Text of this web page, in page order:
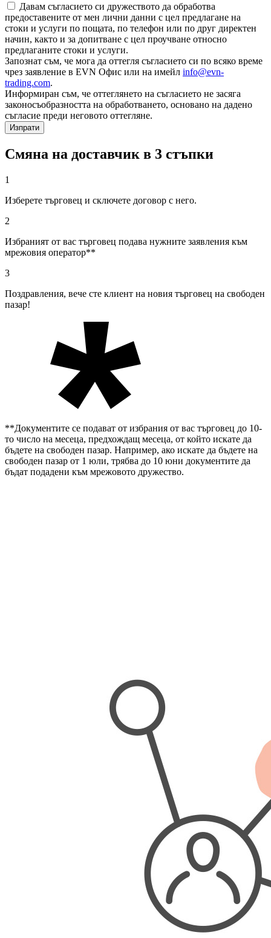
Давам съгласието си дружеството да обработва
предоставените от мен лични данни с цел предлагане на
стоки и услуги по пощата, по телефон или по друг директен
начин, както и за допитване с цел проучване относно
предлаганите стоки и услуги.
Запознат съм, че мога да оттегля съгласието си по всяко време
чрез заявление в EVN Офис или на имейл info@evn-
trading.com.
Информиран съм, че оттеглянето на съгласието не засяга
законосъобразността на обработването, основано на дадено
съгласие преди неговото оттегляне.
Смяна на доставчик в 3 стъпки
1
Изберете търговец и сключете договор с него.
2
Избраният от вас търговец подава нужните заявления към
мрежовия оператор**
3
Поздравления, вече сте клиент на новия търговец на свободен
пазар!
**Документите се подават от избрания от вас търговец до 10-
то число на месеца, предхождащ месеца, от който искате да
бъдете на свободен пазар. Например, ако искате да бъдете на
свободен пазар от 1 юли, трябва до 10 юни документите да
бъдат подадени към мрежовото дружество.